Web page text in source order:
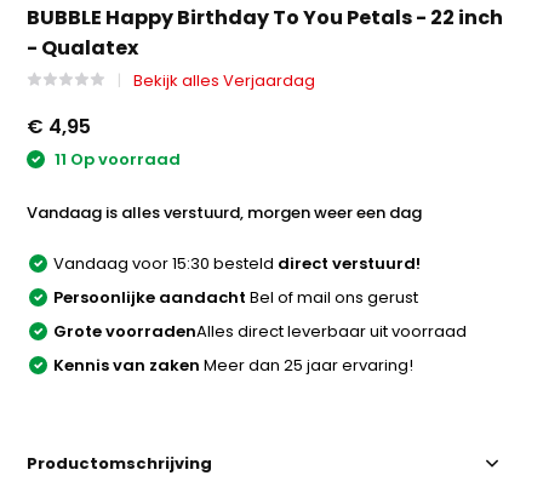
BUBBLE Happy Birthday To You Petals - 22 inch
- Qualatex
Bekijk alles Verjaardag
€ 4,95
11 Op voorraad
Vandaag is alles verstuurd, morgen weer een dag
Vandaag voor 15:30 besteld direct verstuurd!
Persoonlijke aandacht Bel of mail ons gerust
Grote voorradenAlles direct leverbaar uit voorraad
Kennis van zaken Meer dan 25 jaar ervaring!
Productomschrijving